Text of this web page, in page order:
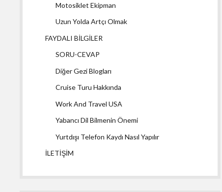
Motosiklet Ekipman
Uzun Yolda Artçı Olmak
FAYDALI BİLGİLER
SORU-CEVAP
Diğer Gezi Blogları
Cruise Turu Hakkında
Work And Travel USA
Yabancı Dil Bilmenin Önemi
Yurtdışı Telefon Kaydı Nasıl Yapılır
İLETİŞİM